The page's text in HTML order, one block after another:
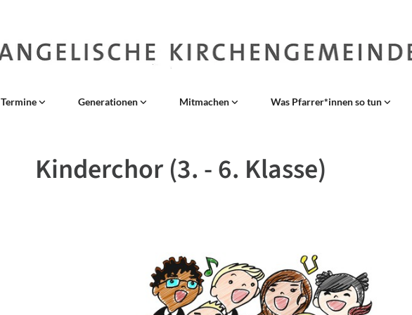
Termine Generationen Mitmachen Was Pfarrer*innen so tun
Kinderchor (3. - 6. Klasse)